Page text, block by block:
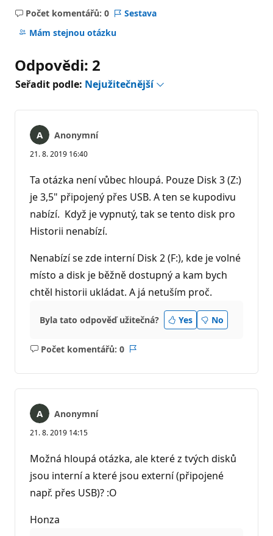
Počet komentářů: 0
Žádné
komentáře
Sestava
Mám stejnou otázku
Odpovědi: 2
Seřadit podle: Nejužitečnější
Anonymní
21. 8. 2019 16:40
Ta otázka není vůbec hloupá. Pouze Disk 3 (Z:)
je 3,5" připojený přes USB. A ten se kupodivu
nabízí. Když je vypnutý, tak se tento disk pro
Historii nenabízí.
Nenabízí se zde interní Disk 2 (F:), kde je volné
místo a disk je běžně dostupný a kam bych
chtěl historii ukládat. A já netuším proč.
Byla tato odpověď užitečná? Yes No
Počet komentářů: 0
Žádné
Anonymní
21. 8. 2019 14:15
Možná hloupá otázka, ale které z tvých disků
jsou interní a které jsou externí (připojené
např. přes USB)? :O
Honza